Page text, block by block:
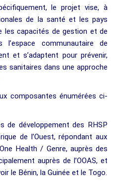
le projet vise, à
de la santé et les pays
les capacités de gestion et de
communautaire de
et s’adaptent pour prévenir,
sanitaires dans une approche
composantes énumérées ci-
de développement des RHSP
de l’Ouest, répondant aux
Health / Genre, auprès des
auprès de l’OOAS, et
le Bénin, la Guinée et le Togo.